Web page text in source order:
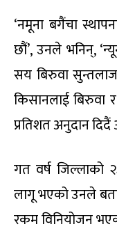
‘नमूना बगैंचा
छौं’, उनले भनिन्,
सय बिरुवा
किसानलाई बिरुवा
प्रतिशत अनुदान
गत वर्ष जिल्लाको
लागू भएको उनले
रकम विनियोजन